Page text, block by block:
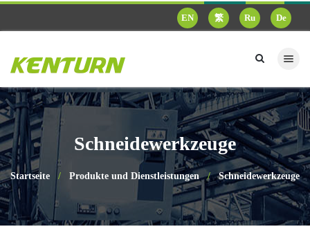
EN 繁 Ru De
Schneidewerkzeuge
Startseite Produkte und Dienstleistungen Schneidewerkzeuge